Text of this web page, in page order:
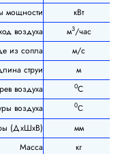
мощности
кВт
воздуха
м3/час
из сопла
м/с
струи
м
воздуха
0С
воздуха
0С
(ДхШхВ)
мм
Масса
кг